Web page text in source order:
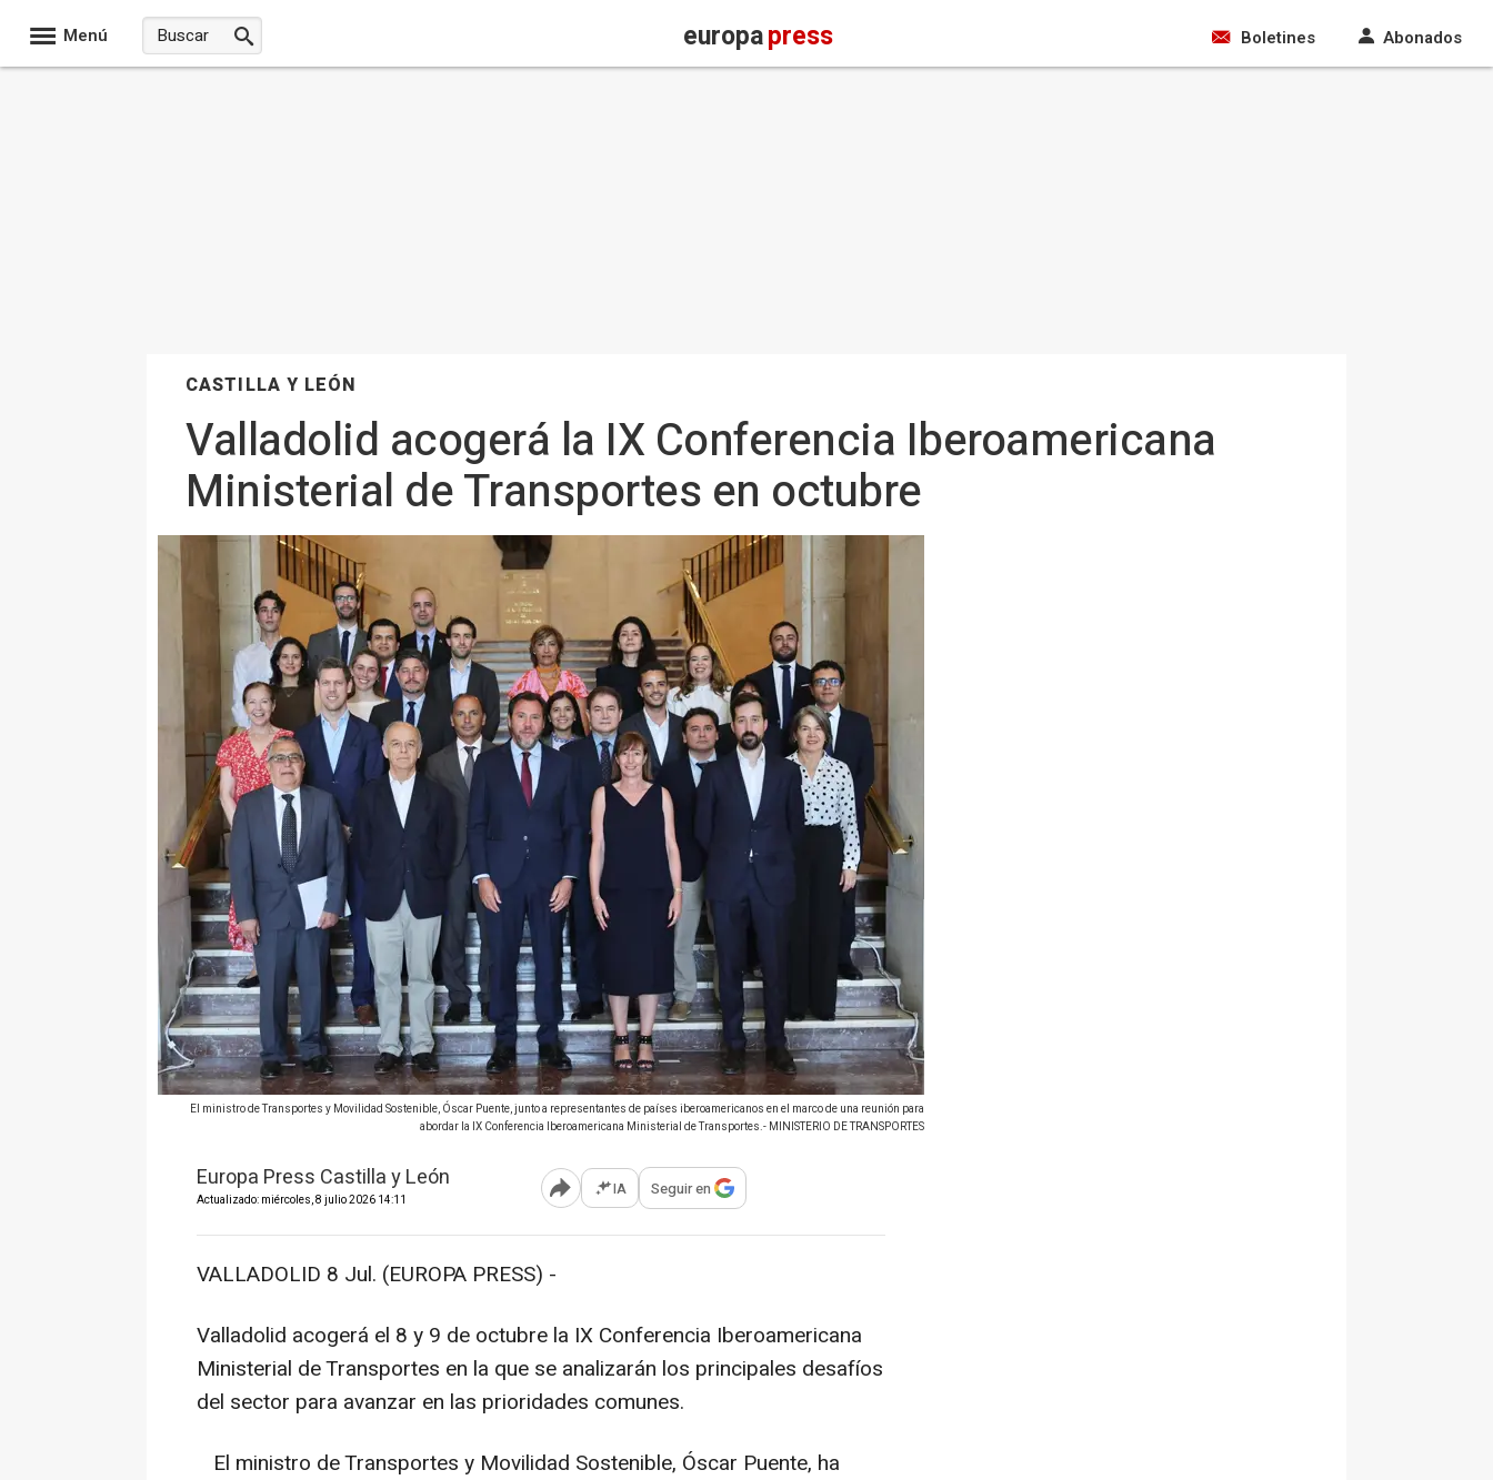
Menú europapress Boletines Abonados
CASTILLA Y LEÓN
Valladolid acogerá la IX Conferencia Iberoamericana
Ministerial de Transportes en octubre
El ministro de Transportes y Movilidad Sostenible, Óscar Puente, junto a representantes de países iberoamericanos en el marco de una reunión para
abordar la IX Conferencia Iberoamericana Ministerial de Transportes.- MINISTERIO DE TRANSPORTES
Europa Press Castilla y León
Actualizado: miércoles, 8 julio 2026 14:11 Abrir opciones para compartir
IA Seguir en
VALLADOLID 8 Jul. (EUROPA PRESS) -
Valladolid acogerá el 8 y 9 de octubre la IX Conferencia Iberoamericana
Ministerial de Transportes en la que se analizarán los principales desafíos
del sector para avanzar en las prioridades comunes.
El ministro de Transportes y Movilidad Sostenible, Óscar Puente, ha